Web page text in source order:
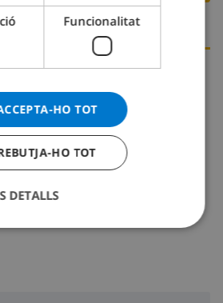
més:
>Costa Brava >L'Escala
Funcionalitat
HO TOT
HO TOT
DETALLS